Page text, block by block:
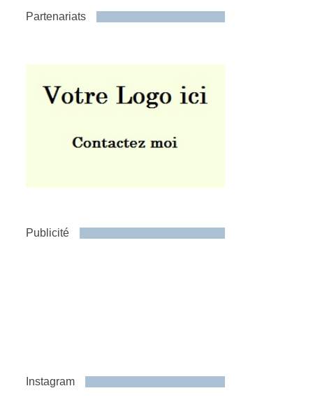
Partenariats
Publicité
Instagram